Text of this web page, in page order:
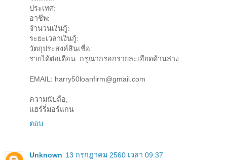
ประเทศ:
อาชีพ:
จำนวนเงินกู้:
ระยะเวลาเงินกู้:
วัตถุประสงค์สินเชื่อ:
รายได้ต่อเดือน: กรุณากรอกรายละเอียดด้านล่าง
EMAIL: harry50loanfirm@gmail.com
ความนับถือ,
แฮร์รี่มอร์แกน
ตอบ
Unknown 13 กรกฎาคม 2560 เวลา 09:37